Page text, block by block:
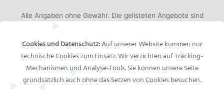
Alle Angaben ohne Gewähr. Die gelisteten Angebote sind
keine verbindlichen Werbeaussagen der Anbieter!
jeweiligen Händler oder Hersteller bereitgestellt. Das
gelieferte Produkt kann von den Bildern abweichen.
Cookies und Datenschutz:Auf unserer Website kommen nur
technische Cookies zum Einsatz. Wir verzichten auf Tracking-
Mechanismen und Analyse-Tools. Sie können unsere Seite
grundsätzlich auch ohne das Setzen von Cookies besuchen.